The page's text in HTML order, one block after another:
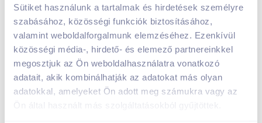
Sütiket használunk a tartalmak és hirdetések személyre
szabásához, közösségi funkciók biztosításához,
valamint weboldalforgalmunk elemzéséhez. Ezenkívül
közösségi média-, hirdető- és elemező partnereinkkel
megosztjuk az Ön weboldalhasználatra vonatkozó
adatait, akik kombinálhatják az adatokat más olyan
adatokkal, amelyeket Ön adott meg számukra vagy az
Ön által használt más szolgáltatásokból gyűjtöttek.
399Ft /db
Egységár: 266Ft /liter
Nettó eladási ár: 314Ft /db(27% áfa)
KosárbaKosárba